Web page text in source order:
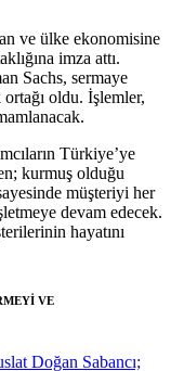
ve ülke ekonomisine
imza attı.
Sachs, sermaye
ortağı oldu. İşlemler,
Türkiye’ye
kurmuş olduğu
müşteriyi her
devam edecek.
hayatını
VE